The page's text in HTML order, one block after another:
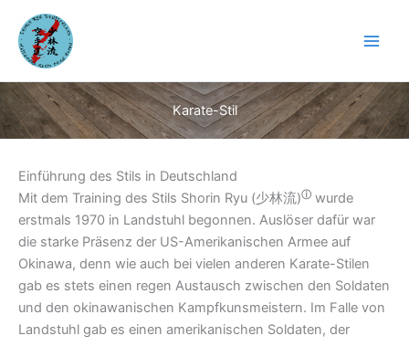
Inhalt
springen
Karate-Stil
Einführung des Stils in Deutschland
Mit dem Training des Stils Shorin Ryu (少林流)ⓘ wurde
erstmals 1970 in Landstuhl begonnen. Auslöser dafür war
die starke Präsenz der US-Amerikanischen Armee auf
Okinawa, denn wie auch bei vielen anderen Karate-Stilen
gab es stets einen regen Austausch zwischen den Soldaten
und den okinawanischen Kampfkunsmeistern. Im Falle von
Landstuhl gab es einen amerikanischen Soldaten, der